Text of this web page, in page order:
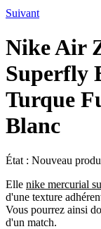
Suivant
Nike Air
Superfly
Turque
Blanc
État : Nouveau
Elle nike mercurial
d'une texture
Vous pourrez ainsi
d'un match.